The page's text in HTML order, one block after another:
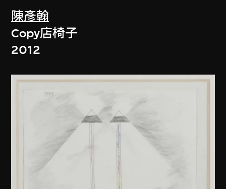
陳彥翰
Copy店椅子
2012